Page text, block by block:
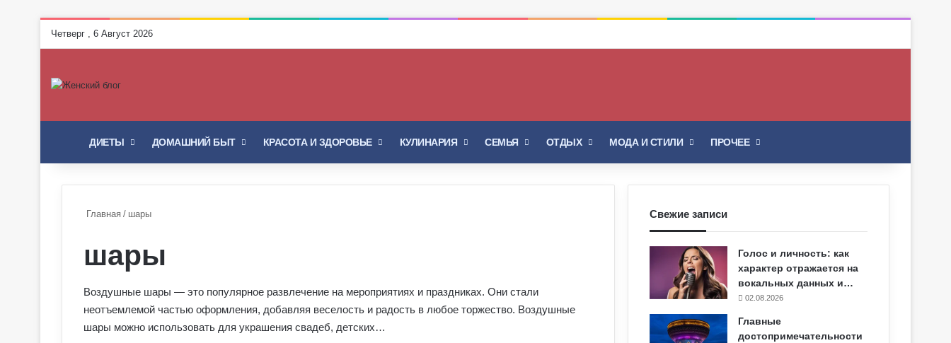
Четверг , 6 Август 2026
ГЛАВНАЯ
ДИЕТЫ ДОМАШНИЙ БЫТ КРАСОТА И ЗДОРОВЬЕ КУЛИНАРИЯ СЕМЬЯ ОТДЫХ МОДА И СТИЛИ ПРОЧЕЕ
Главная / шары
шары
Воздушные шары — это популярное развлечение на мероприятиях и праздниках. Они стали
неотъемлемой частью оформления, добавляя веселость и радость в любое торжество. Воздушные
шары можно использовать для украшения свадеб, детских…
Свежие записи
Голос и личность: как
характер отражается на
вокальных данных и…
02.08.2026
Главные
достопримечательности